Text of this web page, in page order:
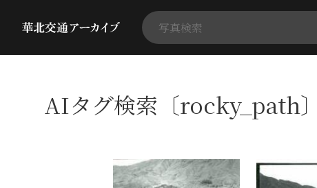
AIタグ検索〔rocky_path〕